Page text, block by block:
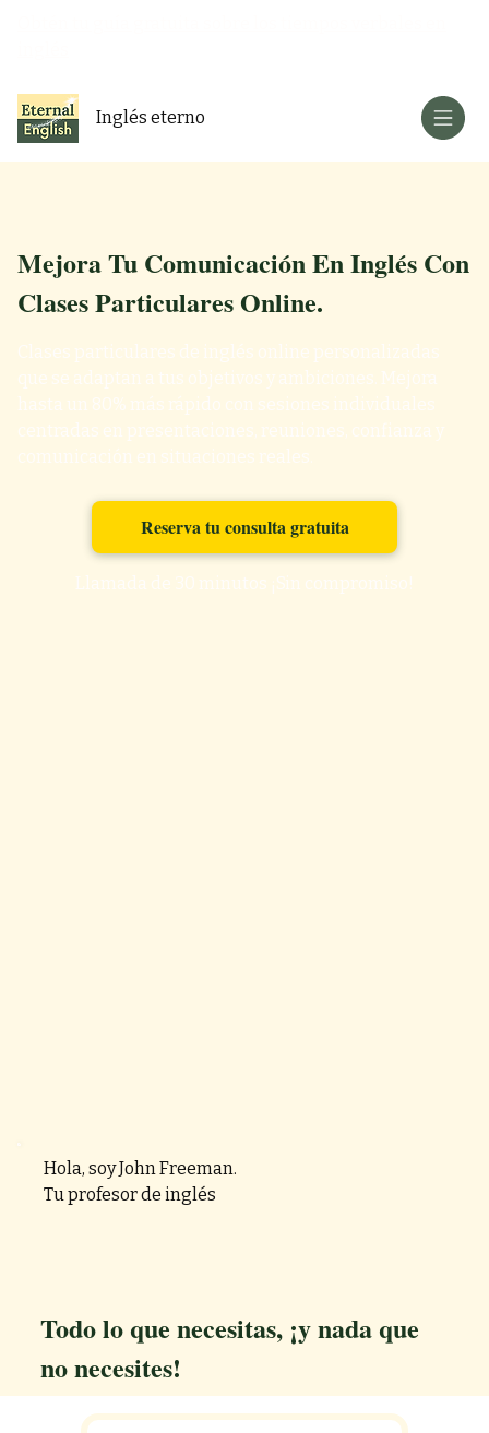
Inglés eterno
Mejora Tu Comunicación En Inglés Con
Clases Particulares Online.
Reserva tu consulta gratuita
Hola, soy John Freeman.
Tu profesor de inglés
Todo lo que necesitas, ¡y nada que
no necesites!